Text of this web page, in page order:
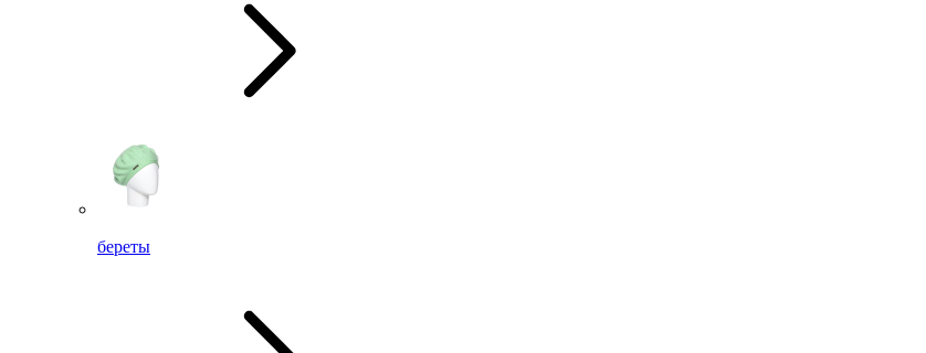
береты